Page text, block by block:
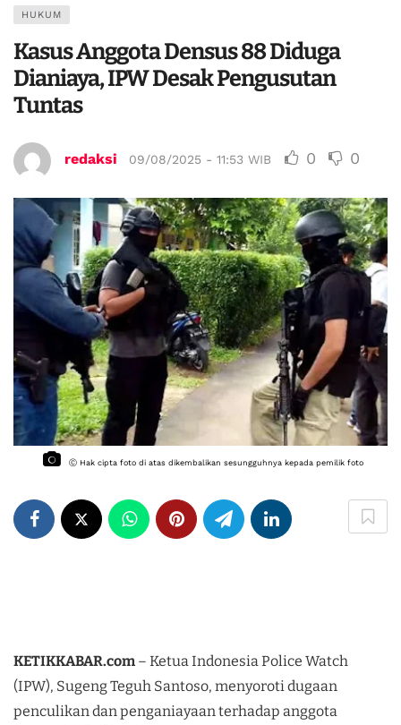
HUKUM
Kasus Anggota Densus 88 Diduga
Dianiaya, IPW Desak Pengusutan
Tuntas
redaksi 09/08/2025 - 11:53 WIB 0 0
Ⓒ Hak cipta foto di atas dikembalikan sesungguhnya kepada pemilik foto
KETIKKABAR.com – Ketua Indonesia Police Watch
(IPW), Sugeng Teguh Santoso, menyoroti dugaan
penculikan dan penganiayaan terhadap anggota